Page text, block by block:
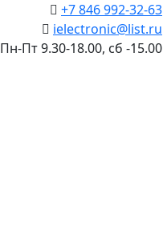
+7 846 992-32-63
ielectronic@list.ru
Пн-Пт 9.30-18.00, сб -15.00